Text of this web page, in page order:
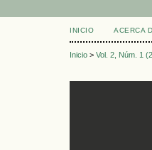
INICIO ACERCA
Inicio > Vol. 2, Núm. 1